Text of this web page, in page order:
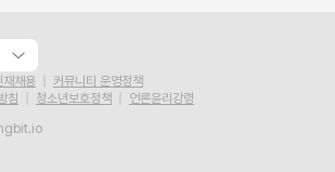
재채용
커뮤니티 운영정책
침 청소년보호정책
언론윤리강령